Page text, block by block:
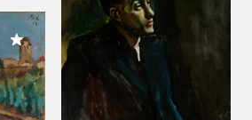
Meiner Sammlung hinzufügen